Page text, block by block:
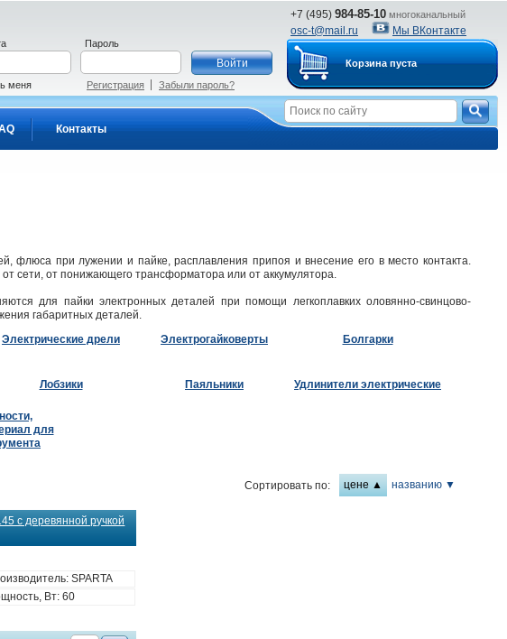
+7 (495) 984-85-10 многоканальный
osc-t@mail.ru Мы ВКонтакте
Контакты
Пароль
меня Регистрация Забыли пароль?
Корзина пуста
флюса при лужении и пайке, расплавления припоя и внесение его в место контакта.
сети, от понижающего трансформатора или от аккумулятора.
для пайки электронных деталей при помощи легкоплавких оловянно-свинцово-
габаритных деталей.
Электрические дрели Электрогайковерты Болгарки
Лобзики Паяльники Удлинители электрические
для
Сортировать по: цене ▲ названию ▼
с деревянной ручкой
SPARTA
Вт: 60